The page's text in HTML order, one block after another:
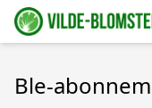
Ble-